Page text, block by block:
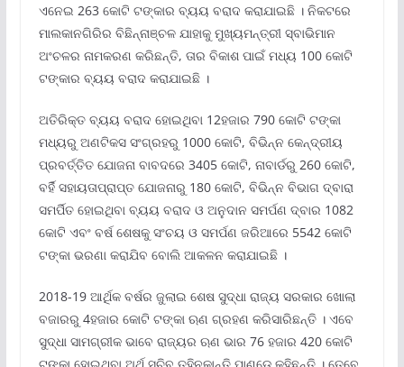
ଏନେଇ 263 କୋଟି ଟଙ୍କାର ବ୍ୟୟ ବରାଦ କରାଯାଇଛି । ନିକଟରେ
ମାଲକାନଗିରିର ବିଛିନ୍ନାଞ୍ଚଳ ଯାହାକୁ ମୁଖ୍ୟମନ୍ତ୍ରୀ ସ୍ବାଭିମାନ
ଅଂଚଳର ନାମକରଣ କରିଛନ୍ତି, ତାର ବିକାଶ ପାଇଁ ମଧ୍ୟ 100 କୋଟି
ଟଙ୍କାର ବ୍ୟୟ ବରାଦ କରାଯାଇଛି ।
ଅତିରିକ୍ତ ବ୍ୟୟ ବରାଦ ହୋଇଥିବା 12ହଜାର 790 କୋଟି ଟଙ୍କା
ମଧ୍ୟରୁ ଅଣଟିକସ ସଂଗ୍ରହରୁ 1000 କୋଟି, ବିଭିନ୍ନ କେନ୍ଦ୍ରୀୟ
ପ୍ରବର୍ତ୍ତିତ ଯୋଜନା ବାବଦରେ 3405 କୋଟି, ନାବାର୍ଡରୁ 260 କୋଟି,
ବର୍ହି ସହାୟତାପ୍ରାପ୍ତ ଯୋଜନାରୁ 180 କୋଟି, ବିଭିନ୍ନ ବିଭାଗ ଦ୍ବାରା
ସମର୍ପିତ ହୋଇଥିବା ବ୍ୟୟ ବରାଦ ଓ ଅନୁଦାନ ସମର୍ପଣ ଦ୍ବାର 1082
କୋଟି ଏବଂ ବର୍ଷ ଶେଷକୁ ସଂଚୟ ଓ ସମର୍ପଣ ଜରିଆରେ 5542 କୋଟି
ଟଙ୍କା ଭରଣା କରାଯିବ ବୋଲି ଆକଳନ କରାଯାଇଛି ।
2018-19 ଆର୍ଥିକ ବର୍ଷର ଜୁଲାଇ ଶେଷ ସୁଦ୍ଧା ରାଜ୍ୟ ସରକାର ଖୋଲା
ବଜାରରୁ 4ହଜାର କୋଟି ଟଙ୍କା ଋଣ ଗ୍ରହଣ କରିସାରିଛନ୍ତି । ଏବେ
ସୁଦ୍ଧା ସାମଗ୍ରୀକ ଭାବେ ରାଜ୍ୟର ଋଣ ଭାର 76 ହଜାର 420 କୋଟି